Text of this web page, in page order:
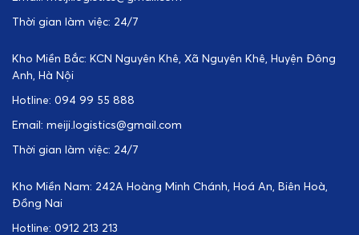
Thời gian làm việc: 24/7
Kho Miền Bắc: KCN Nguyên Khê, Xã Nguyên Khê, Huyện Đông
Anh, Hà Nội
Hotline: 094 99 55 888
Email: meiji.logistics@gmail.com
Thời gian làm việc: 24/7
Kho Miền Nam: 242A Hoàng Minh Chánh, Hoá An, Biên Hoà,
Đồng Nai
Hotline: 0912 213 213